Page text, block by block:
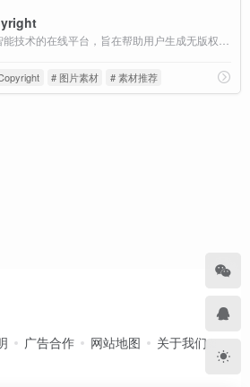
# 图片素材 # 素材推荐
广告合作 网站地图 关于我们